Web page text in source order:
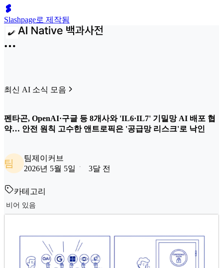
Slashpage로 제작됨
최신 AI 소식 모음
펜타곤, OpenAI·구글 등 8개사와 'IL6·IL7' 기밀망 AI 배포 협
약… 안전 원칙 고수한 앤트로픽은 '공급망 리스크'로 낙인
팀
팀제이커브
2026년 5월 5일
3달 전
카테고리
비어 있음